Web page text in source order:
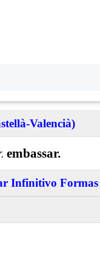
Valencià)
embassar.
Infinitivo